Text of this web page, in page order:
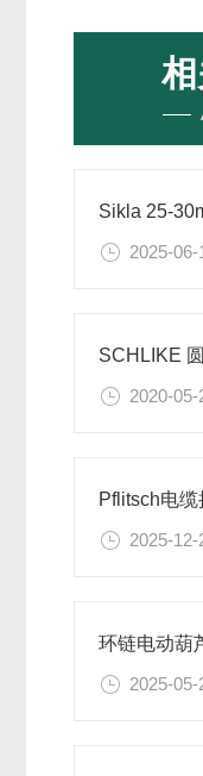
2025-06-
SCHLIKE
2020-05-
2025-12-
2025-05-